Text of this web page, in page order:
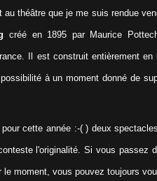
théâtre que je me suis rendue
créé en 1895 par Maurice
Il est construit entièrement
à un moment donné de
cette année :-( ) deux
l'originalité. Si vous passez
moment, vous pouvez toujours